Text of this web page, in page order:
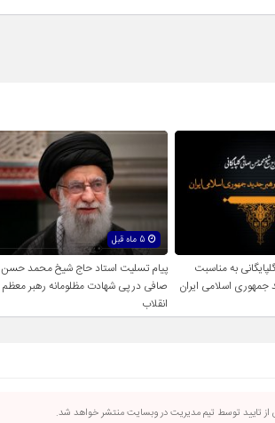
به مناسبت
جمهوری اسلامی ایران
پیام تسلیت استاد حاج شیخ محمد حسن
صافی در پی شهادت مظلومانه رهبر معظم
انقلاب
تایید توسط تیم مدیریت در وبسایت منتشر خواهد شد.